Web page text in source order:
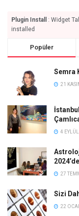
Plugin Install
: Widget
installed
Popüler
Semra
21
4
27
Sizi
22